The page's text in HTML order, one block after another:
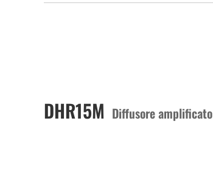
DHR15M Diffusore amplificato